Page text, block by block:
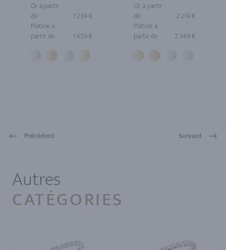
Or à partir
de
1 239 €
Platine à
partir de
1 459 €
Or à partir
de
2 219 €
Platine à
partir de
2 349 €
Précédent Suivant
Autres
CATÉGORIES